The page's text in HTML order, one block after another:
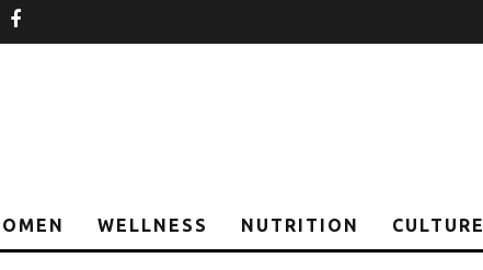
WELLNESS NUTRITION CULTURE